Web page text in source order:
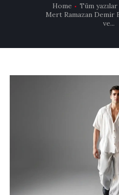
Home Tüm yazılar
Mert Ramazan Demir
ve...
DAHA FAZLASI